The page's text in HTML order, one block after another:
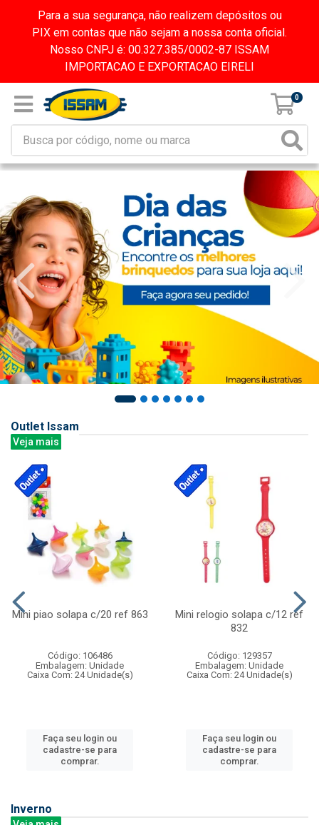
Para a sua segurança, não realizem depósitos ou
PIX em contas que não sejam a nossa conta oficial.
Nosso CNPJ é: 00.327.385/0002-87 ISSAM
IMPORTACAO E EXPORTACAO EIRELI
0
Outlet Issam
Veja mais
Mini piao solapa c/20 ref 863
Código: 106486
Embalagem: Unidade
Caixa Com: 24 Unidade(s)
Faça seu login ou
cadastre-se para
comprar.
Mini relogio solapa c/12 ref
832
Código: 129357
Embalagem: Unidade
Caixa Com: 24 Unidade(s)
Faça seu login ou
cadastre-se para
comprar.
Inverno